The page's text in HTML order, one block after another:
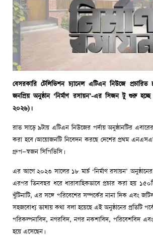
বেসরকারি টেলিভিশন চ্যানেল এটিএন নিউজে প্রচারিত
জনপ্রিয় অনুষ্ঠান ‘নির্মাণ রসায়ন’-এর সিজন টু শুরু
২০২৬)।
রাত সাড়ে ৯টায় এটিএন নিউজের পর্দায় অনুষ্ঠানটির
করা হবে। আয়োজনটি নিবেদন করছে দেশের প্রথম এনএসএফ
গ্রুপ—স্বজন সিপিভিসি।
এর আগে ২০২৩ সালের ১৮ মার্চ ‘নির্মাণ রসায়ন’ অনুষ্ঠানের
এরপর তিনবছর ধরে ধারাবাহিকভাবে প্রচার করা হয় ১৫০টি
খুঁটিনাটি, এর সঙ্গে পরিবেশের সম্পর্কের নানা দিক এবং
সহজবোধ্য ভাষায় কথা বলা হয়েছে এই অনুষ্ঠানের প্রতিটি
পরিকল্পনাবিদ, নগরবিদ, নগর নকশাবিদ, পরিবেশবিদ
হয়ে এসেছেন।